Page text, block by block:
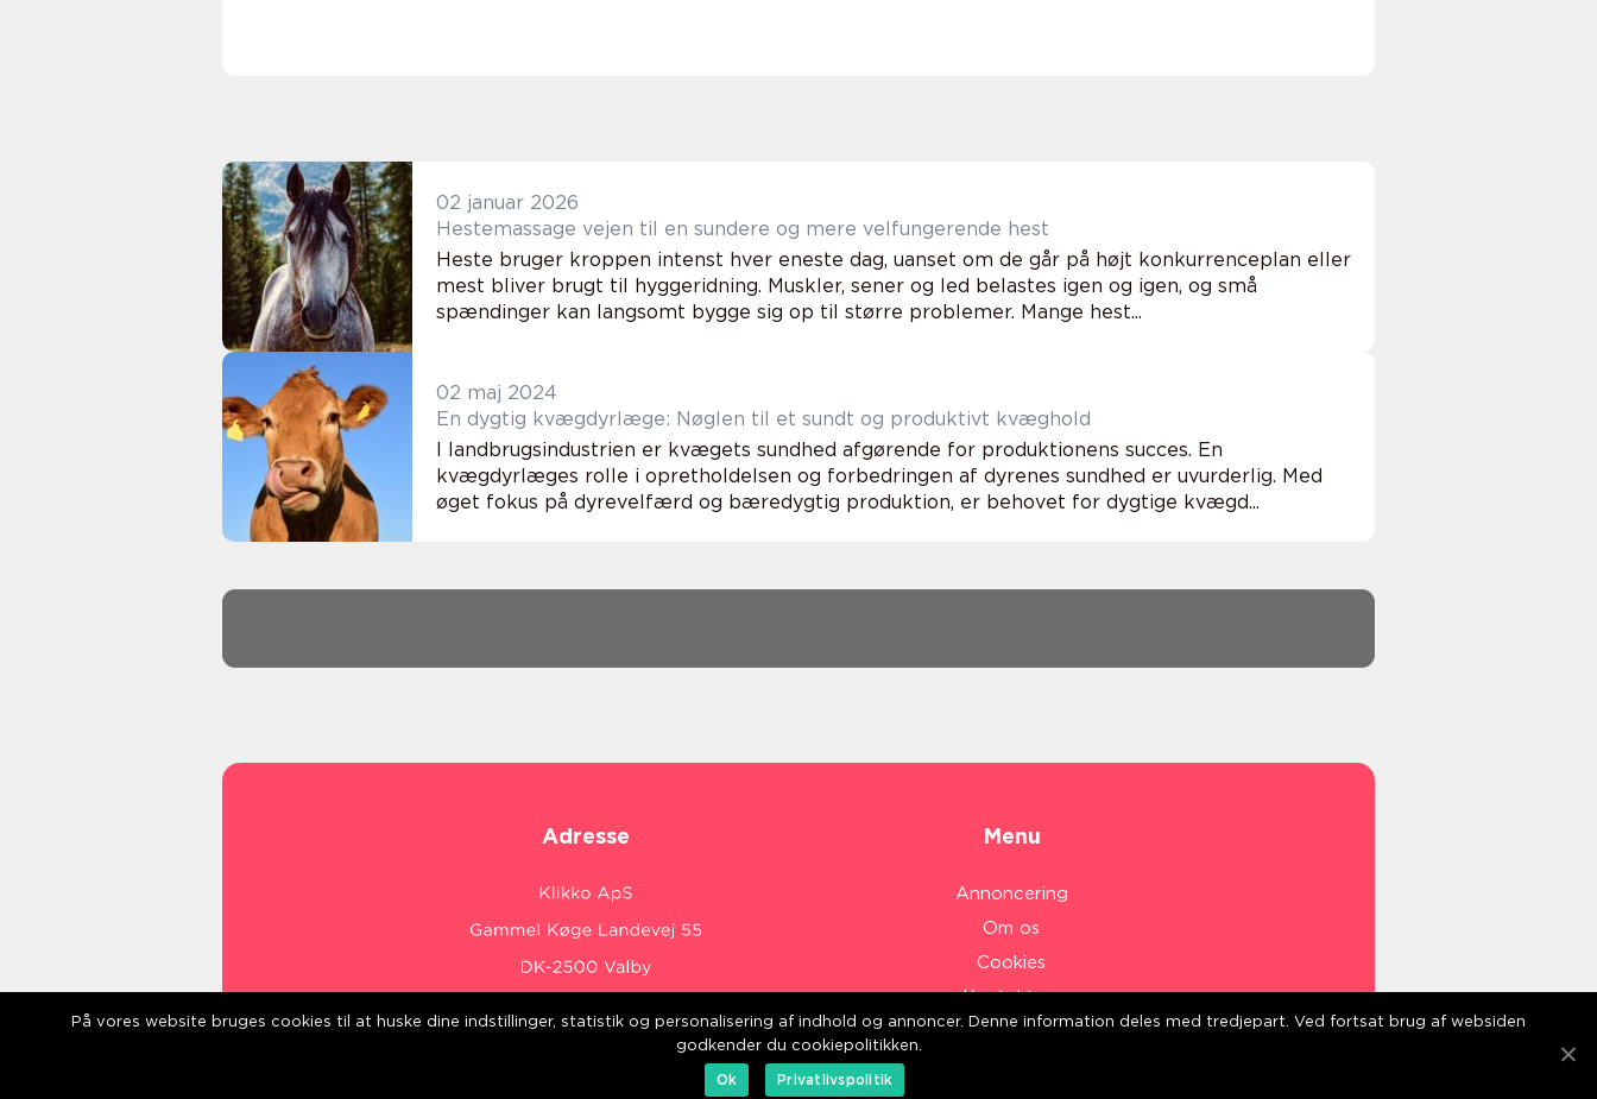
02 januar 2026
Hestemassage vejen til en sundere og mere velfungerende hest
Heste bruger kroppen intenst hver eneste dag, uanset om de går på højt konkurrenceplan eller
mest bliver brugt til hyggeridning. Muskler, sener og led belastes igen og igen, og små
spændinger kan langsomt bygge sig op til større problemer. Mange hest...
02 maj 2024
En dygtig kvægdyrlæge: Nøglen til et sundt og produktivt kvæghold
I landbrugsindustrien er kvægets sundhed afgørende for produktionens succes. En
kvægdyrlæges rolle i opretholdelsen og forbedringen af dyrenes sundhed er uvurderlig. Med
øget fokus på dyrevelfærd og bæredygtig produktion, er behovet for dygtige kvægd...
Adresse Menu
Annoncering
Om os
Cookies
Kontakt os
Sitemap
På vores website bruges cookies til at huske dine indstillinger, statistik og personalisering af indhold og annoncer. Denne information deles med tredjepart. Ved fortsat brug af websiden
godkender du cookiepolitikken.
Ok
Privatlivspolitik